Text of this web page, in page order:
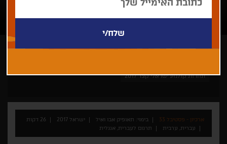
תחרות קולנוע ישראלי קצר 2017
ארכיון - פסטיבל 33 בימוי: תאופיק אבו ואיל ישראל 2017
26 דקות
עברית, ערבית
תרגום לעברית, אנגלית